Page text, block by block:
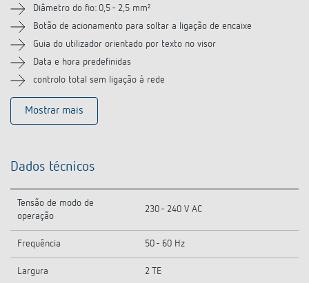
Diâmetro do fio: 0,5 - 2,5 mm²
Botão de acionamento para soltar a ligação de encaixe
Guia do utilizador orientado por texto no visor
Data e hora predefinidas
controlo total sem ligação à rede
Mostrar mais
Dados técnicos
Tensão de modo de
operação
230 - 240 V AC
Frequência 50 - 60 Hz
Largura 2 TE